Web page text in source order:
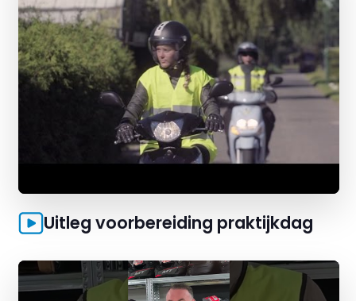
Uitleg voorbereiding praktijkdag